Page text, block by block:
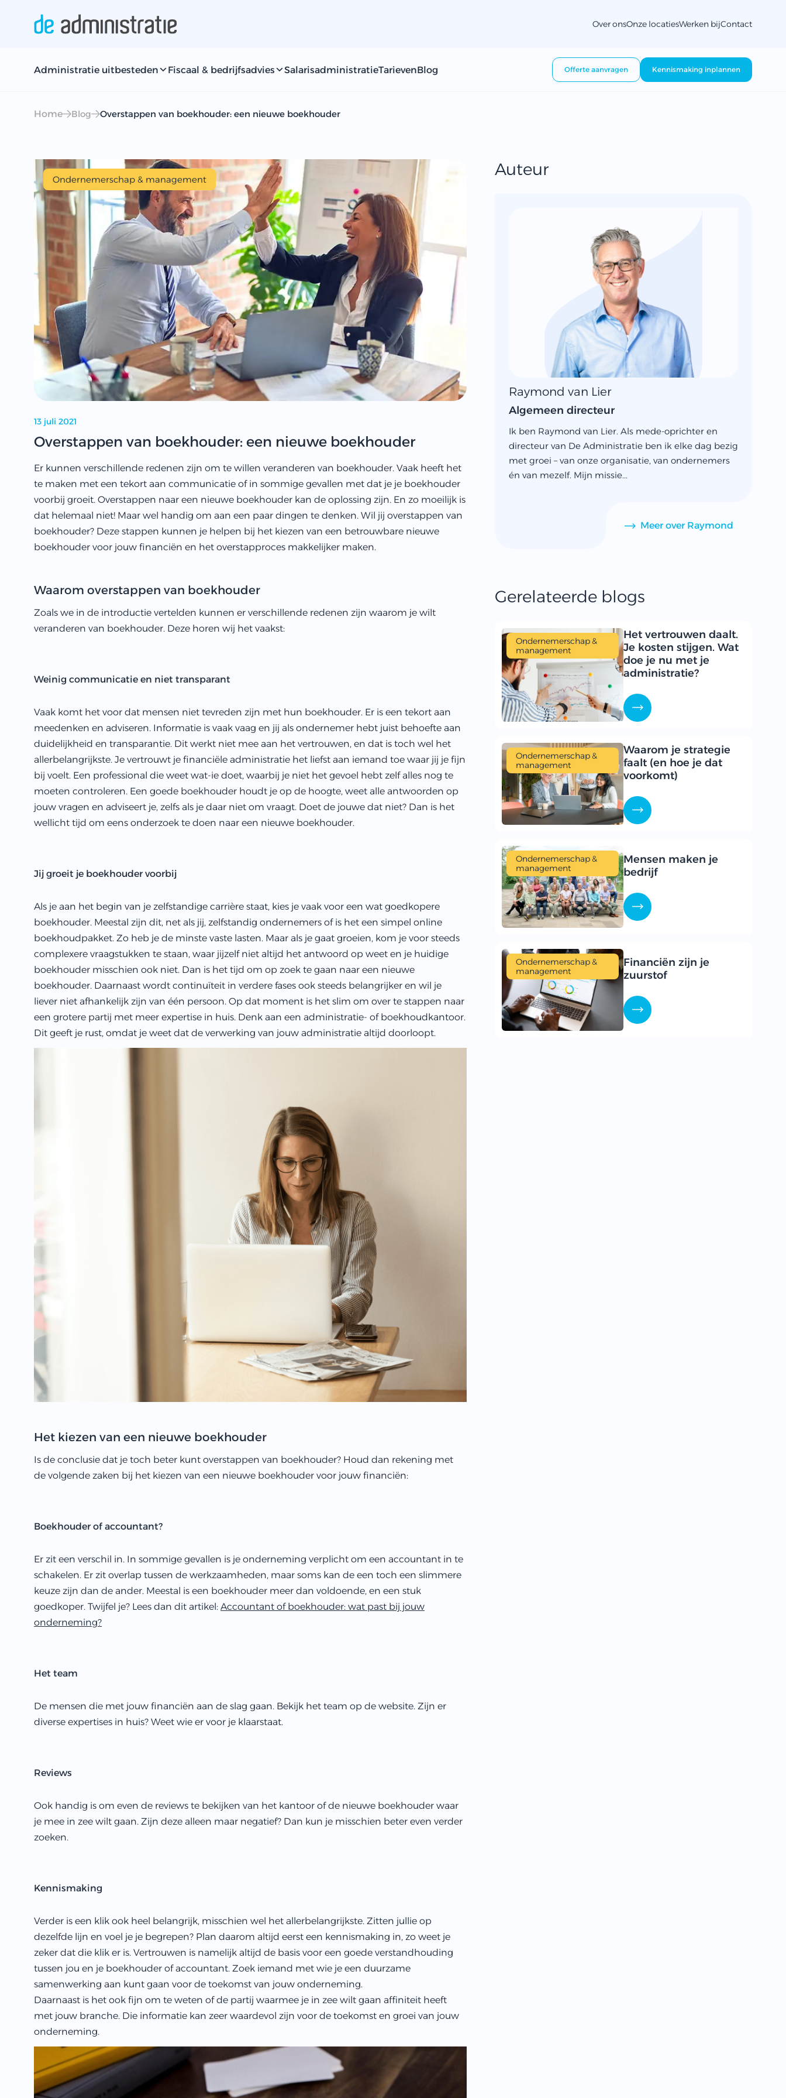
Over onsOnze locatiesWerken bijContact
Administratie uitbesteden Fiscaal & bedrijfsadvies SalarisadministratieTarievenBlog Offerte aanvragen Kennismaking inplannen
Home Blog Overstappen van boekhouder: een nieuwe boekhouder
Ondernemerschap & management
13 juli 2021
Overstappen van boekhouder: een nieuwe boekhouder
Er kunnen verschillende redenen zijn om te willen veranderen van boekhouder. Vaak heeft het
te maken met een tekort aan communicatie of in sommige gevallen met dat je je boekhouder
voorbij groeit. Overstappen naar een nieuwe boekhouder kan de oplossing zijn. En zo moeilijk is
dat helemaal niet! Maar wel handig om aan een paar dingen te denken. Wil jij overstappen van
boekhouder? Deze stappen kunnen je helpen bij het kiezen van een betrouwbare nieuwe
boekhouder voor jouw financiën en het overstapproces makkelijker maken.
Waarom overstappen van boekhouder
Zoals we in de introductie vertelden kunnen er verschillende redenen zijn waarom je wilt
veranderen van boekhouder. Deze horen wij het vaakst:
Weinig communicatie en niet transparant
Vaak komt het voor dat mensen niet tevreden zijn met hun boekhouder. Er is een tekort aan
meedenken en adviseren. Informatie is vaak vaag en jij als ondernemer hebt juist behoefte aan
duidelijkheid en transparantie. Dit werkt niet mee aan het vertrouwen, en dat is toch wel het
allerbelangrijkste. Je vertrouwt je financiële administratie het liefst aan iemand toe waar jij je fijn
bij voelt. Een professional die weet wat-ie doet, waarbij je niet het gevoel hebt zelf alles nog te
moeten controleren. Een goede boekhouder houdt je op de hoogte, weet alle antwoorden op
jouw vragen en adviseert je, zelfs als je daar niet om vraagt. Doet de jouwe dat niet? Dan is het
wellicht tijd om eens onderzoek te doen naar een nieuwe boekhouder.
Jij groeit je boekhouder voorbij
Als je aan het begin van je zelfstandige carrière staat, kies je vaak voor een wat goedkopere
boekhouder. Meestal zijn dit, net als jij, zelfstandig ondernemers of is het een simpel online
boekhoudpakket. Zo heb je de minste vaste lasten. Maar als je gaat groeien, kom je voor steeds
complexere vraagstukken te staan, waar jijzelf niet altijd het antwoord op weet en je huidige
boekhouder misschien ook niet. Dan is het tijd om op zoek te gaan naar een nieuwe
boekhouder. Daarnaast wordt continuïteit in verdere fases ook steeds belangrijker en wil je
liever niet afhankelijk zijn van één persoon. Op dat moment is het slim om over te stappen naar
een grotere partij met meer expertise in huis. Denk aan een administratie- of boekhoudkantoor.
Dit geeft je rust, omdat je weet dat de verwerking van jouw administratie altijd doorloopt.
Het kiezen van een nieuwe boekhouder
Is de conclusie dat je toch beter kunt overstappen van boekhouder? Houd dan rekening met
de volgende zaken bij het kiezen van een nieuwe boekhouder voor jouw financiën:
Boekhouder of accountant?
Er zit een verschil in. In sommige gevallen is je onderneming verplicht om een accountant in te
schakelen. Er zit overlap tussen de werkzaamheden, maar soms kan de een toch een slimmere
keuze zijn dan de ander. Meestal is een boekhouder meer dan voldoende, en een stuk
goedkoper. Twijfel je? Lees dan dit artikel: Accountant of boekhouder: wat past bij jouw
onderneming?
Het team
De mensen die met jouw financiën aan de slag gaan. Bekijk het team op de website. Zijn er
diverse expertises in huis? Weet wie er voor je klaarstaat.
Reviews
Ook handig is om even de reviews te bekijken van het kantoor of de nieuwe boekhouder waar
je mee in zee wilt gaan. Zijn deze alleen maar negatief? Dan kun je misschien beter even verder
zoeken.
Kennismaking
Verder is een klik ook heel belangrijk, misschien wel het allerbelangrijkste. Zitten jullie op
dezelfde lijn en voel je je begrepen? Plan daarom altijd eerst een kennismaking in, zo weet je
zeker dat die klik er is. Vertrouwen is namelijk altijd de basis voor een goede verstandhouding
tussen jou en je boekhouder of accountant. Zoek iemand met wie je een duurzame
samenwerking aan kunt gaan voor de toekomst van jouw onderneming.
Daarnaast is het ook fijn om te weten of de partij waarmee je in zee wilt gaan affiniteit heeft
met jouw branche. Die informatie kan zeer waardevol zijn voor de toekomst en groei van jouw
onderneming.
Auteur
Raymond van Lier
Algemeen directeur
Ik ben Raymond van Lier. Als mede-oprichter en
directeur van De Administratie ben ik elke dag bezig
met groei – van onze organisatie, van ondernemers
én van mezelf. Mijn missie...
Meer over Raymond
Gerelateerde blogs
Ondernemerschap &
management
Het vertrouwen daalt.
Je kosten stijgen. Wat
doe je nu met je
administratie?
Ondernemerschap &
management
Waarom je strategie
faalt (en hoe je dat
voorkomt)
Ondernemerschap &
management
Mensen maken je
bedrijf
Ondernemerschap &
management
Financiën zijn je
zuurstof